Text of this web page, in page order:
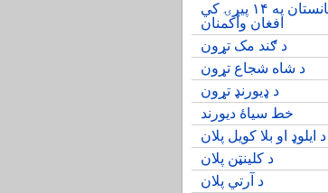
افغانستان په ۱۴ پیړۍ کي
افغان واکمنان
د ګند مک تړون
د شاه شجاع تړون
د ډیورنډ تړون
خط سیاۀ دیورند
د ایلوډ او بلا کویل پلان
د کلینټن پلان
د آرتي پلان